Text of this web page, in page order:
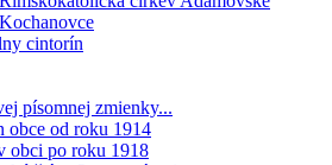
Kochanovce
cintorín
písomnej zmienky...
obce od roku 1914
obci po roku 1918